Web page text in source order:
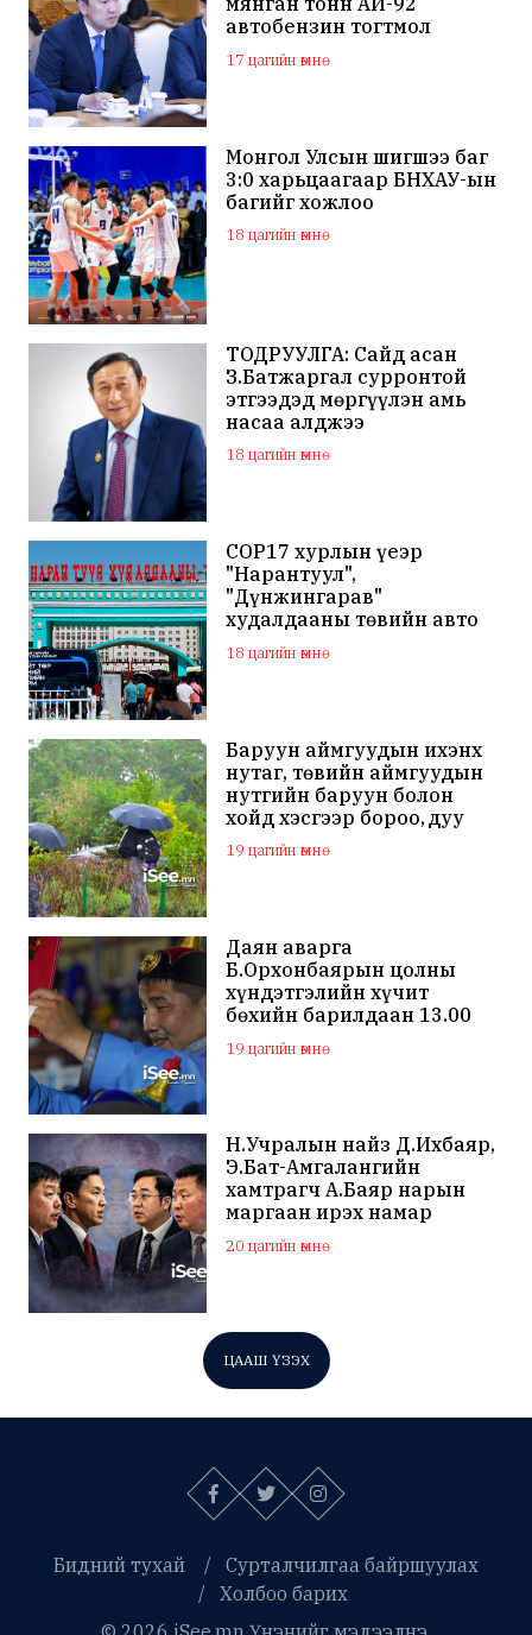
автобензин тогтмол
нийлүүлэх хүсэлт тавилаа
17 цагийн өмнө
Монгол Улсын шигшээ баг
3:0 харьцаагаар БНХАУ-ын
багийг хожлоо
18 цагийн өмнө
ТОДРУУЛГА: Сайд асан
З.Батжаргал сурронтой
этгээдэд мөргүүлэн амь
насаа алджээ
18 цагийн өмнө
COP17 хурлын үеэр
"Нарантуул",
"Дүнжингарав"
худалдааны төвийн авто
зогсоолыг хаана
18 цагийн өмнө
Баруун аймгуудын ихэнх
нутаг, төвийн аймгуудын
нутгийн баруун болон
хойд хэсгээр бороо, дуу
цахилгаантай аадар бороо
19 цагийн өмнө
Даян аварга
Б.Орхонбаярын цолны
хүндэтгэлийн хүчит
бөхийн барилдаан 13.00
цагаас эхэлнэ
19 цагийн өмнө
Н.Учралын найз Д.Ихбаяр,
Э.Бат-Амгалангийн
хамтрагч А.Баяр нарын
маргаан ирэх намар
нийслэлийн МАН дахин
хагарахыг харуулж байна
20 цагийн өмнө
ЦААШ ҮЗЭХ
Бидний тухай
Сурталчилгаа байршуулах
Холбоо барих